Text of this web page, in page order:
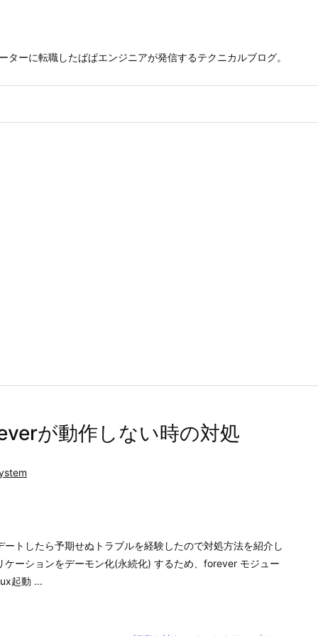
ーに転職したぱぱエンジニアが発信するテクニカルブログ。
が動作しない時の対処
トしたら予期せぬトラブルを経験したので対処方法を紹介し
ーションをデーモン化(永続化) するため、forever モジュー
起動 ...